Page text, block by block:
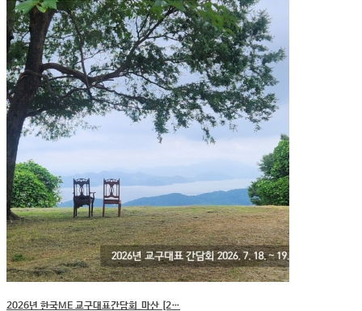
2026년 한국ME 교구대표간담회_마산 [2…